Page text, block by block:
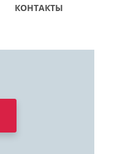
КОНТАКТЫ